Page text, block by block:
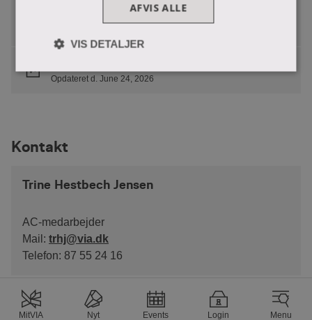
Opdateret d. June 24, 2026
Kontakt
Trine Hestbech Jensen
AC-medarbejder
Mail: trhj@via.dk
Telefon: 87 55 24 16
MitVIA Nyt Events Login Menu
AFVIS ALLE
VIS DETALJER